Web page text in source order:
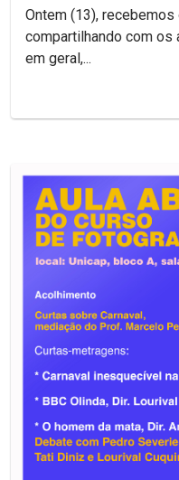
Ontem (13),
compartilhando com os
em geral,...